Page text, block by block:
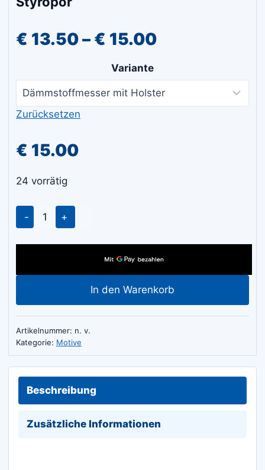
€ 13.50– € 15.00Preisspanne:
bis
Variante
Zurücksetzen
€ 15.00
24 vorrätig
MOTIVE
Dämmstoffmesser
doppelschneidig
Styropor
In den Warenkorb
Artikelnummer: n. v.
Kategorie: Motive
Beschreibung
Zusätzliche Informationen